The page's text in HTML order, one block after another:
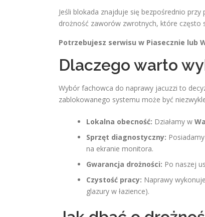
Jeśli blokada znajduje się bezpośrednio
drożność zaworów zwrotnych, które często
Potrzebujesz serwisu w Piasecznie lub
Dlaczego warto
Wybór fachowca do naprawy jacuzzi to
zablokowanego systemu może być
Lokalna obecność: Działamy w
Sprzęt diagnostyczny:
na ekranie monitora.
Gwarancja drożności: Po naszej
Czystość pracy: Naprawy
glazury w łazience).